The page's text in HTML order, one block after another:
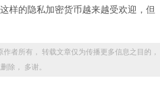
样的隐私加密货币越来越受欢迎，但
者所有， 转载文章仅为传播更多信息之目的，
除， 多谢。